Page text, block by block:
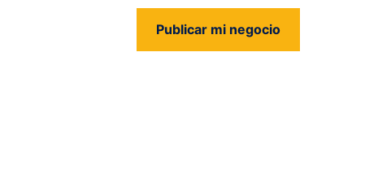
Publicar mi negocio